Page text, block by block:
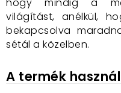
világítást, anélkül,
bekapcsolva
sétál a közelben.
A termék